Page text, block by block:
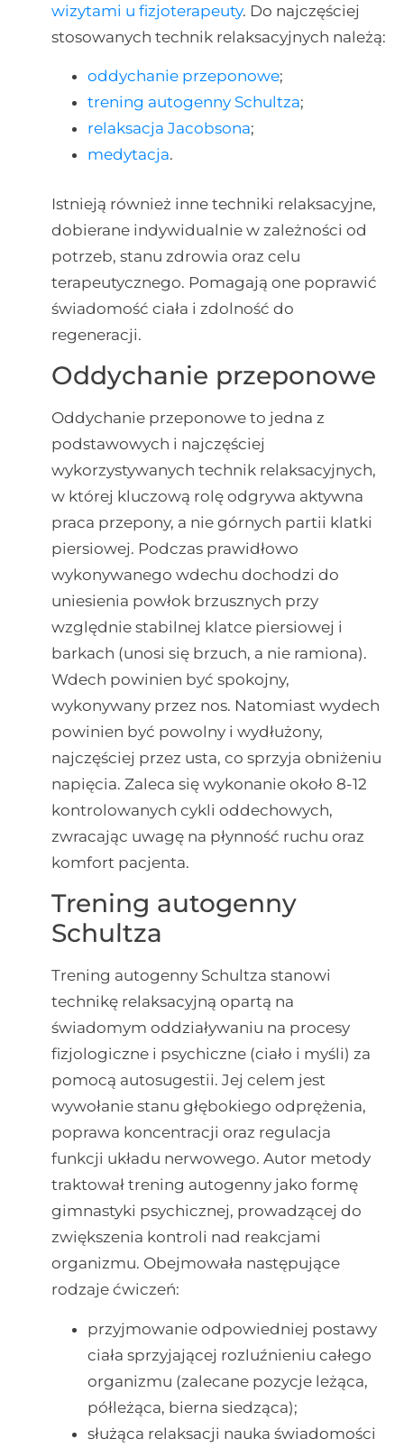
wizytami u fizjoterapeuty. Do najczęściej
stosowanych technik relaksacyjnych należą:
oddychanie przeponowe;
trening autogenny Schultza;
relaksacja Jacobsona;
medytacja.
Istnieją również inne techniki relaksacyjne,
dobierane indywidualnie w zależności od
potrzeb, stanu zdrowia oraz celu
terapeutycznego. Pomagają one poprawić
świadomość ciała i zdolność do
regeneracji.
Oddychanie przeponowe
Oddychanie przeponowe to jedna z
podstawowych i najczęściej
wykorzystywanych technik relaksacyjnych,
w której kluczową rolę odgrywa aktywna
praca przepony, a nie górnych partii klatki
piersiowej. Podczas prawidłowo
wykonywanego wdechu dochodzi do
uniesienia powłok brzusznych przy
względnie stabilnej klatce piersiowej i
barkach (unosi się brzuch, a nie ramiona).
Wdech powinien być spokojny,
wykonywany przez nos. Natomiast wydech
powinien być powolny i wydłużony,
najczęściej przez usta, co sprzyja obniżeniu
napięcia. Zaleca się wykonanie około 8-12
kontrolowanych cykli oddechowych,
zwracając uwagę na płynność ruchu oraz
komfort pacjenta.
Trening autogenny
Schultza
Trening autogenny Schultza stanowi
technikę relaksacyjną opartą na
świadomym oddziaływaniu na procesy
fizjologiczne i psychiczne (ciało i myśli) za
pomocą autosugestii. Jej celem jest
wywołanie stanu głębokiego odprężenia,
poprawa koncentracji oraz regulacja
funkcji układu nerwowego. Autor metody
traktował trening autogenny jako formę
gimnastyki psychicznej, prowadzącej do
zwiększenia kontroli nad reakcjami
organizmu. Obejmowała następujące
rodzaje ćwiczeń:
przyjmowanie odpowiedniej postawy
ciała sprzyjającej rozluźnieniu całego
organizmu (zalecane pozycje leżąca,
półleżąca, bierna siedząca);
służąca relaksacji nauka świadomości